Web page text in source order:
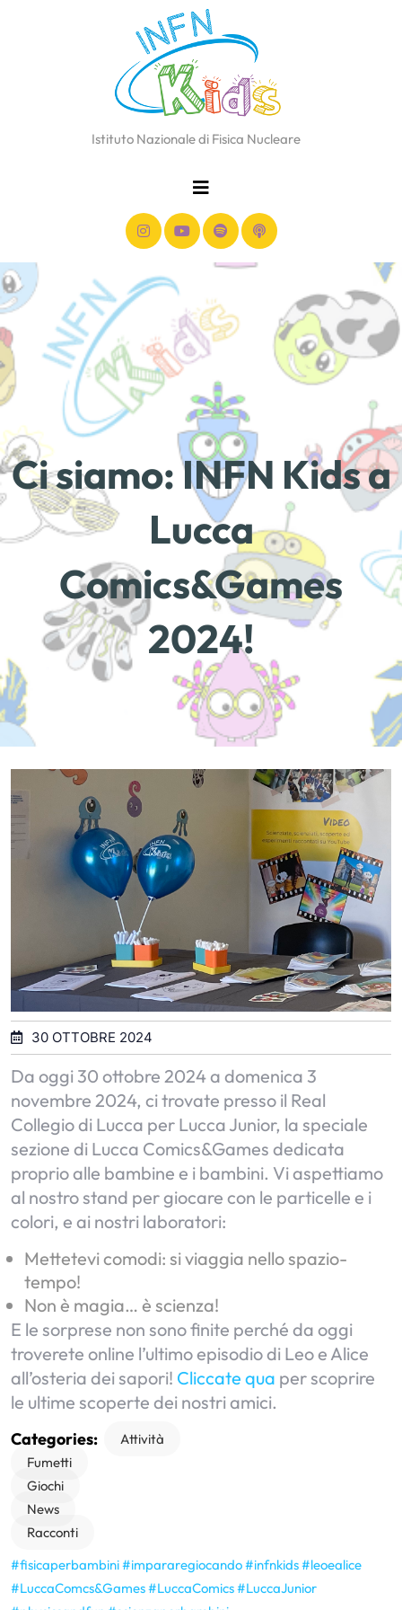
Istituto Nazionale di Fisica Nucleare
Ci siamo: INFN Kids a
Lucca
Comics&Games
2024!
30 OTTOBRE 2024
Da oggi 30 ottobre 2024 a domenica 3
novembre 2024, ci trovate presso il Real
Collegio di Lucca per Lucca Junior, la speciale
sezione di Lucca Comics&Games dedicata
proprio alle bambine e i bambini. Vi aspettiamo
al nostro stand per giocare con le particelle e i
colori, e ai nostri laboratori:
Mettetevi comodi: si viaggia nello spazio-
tempo!
Non è magia… è scienza!
E le sorprese non sono finite perché da oggi
troverete online l’ultimo episodio di Leo e Alice
all’osteria dei sapori! Cliccate qua per scoprire
le ultime scoperte dei nostri amici.
Categories:
Attività
Fumetti
Giochi
News
Racconti
#fisicaperbambini#impararegiocando#infnkids#leoealice
#LuccaComcs&Games#LuccaComics#LuccaJunior